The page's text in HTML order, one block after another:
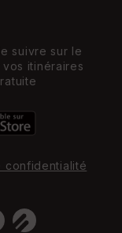
suivre sur le
itinéraires
confidentialité